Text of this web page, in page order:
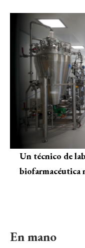
Un técnico de
biofarmacéutica
En mano